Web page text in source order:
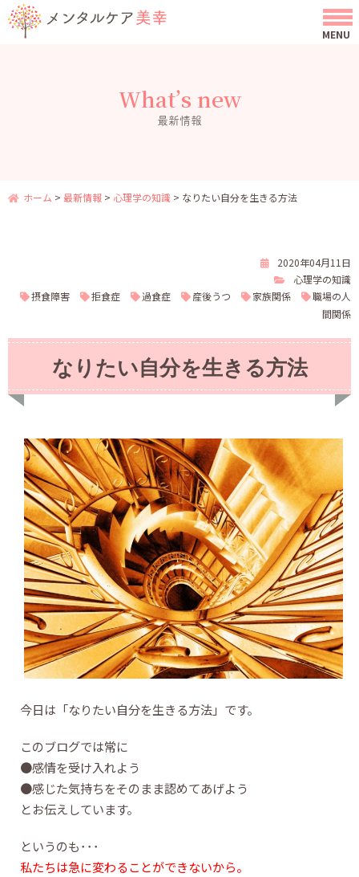
What’s new
最新情報
ホーム > 最新情報 > 心理学の知識 > なりたい自分を生きる方法
2020年04月11日
心理学の知識
摂食障害
拒食症 過食症 産後うつ 家族関係
職場の人
間関係
なりたい自分を生きる方法
今日は「なりたい自分を生きる方法」です。
このブログでは常に
●感情を受け入れよう
●感じた気持ちをそのまま認めてあげよう
とお伝えしています。
というのも･･･
私たちは急に変わることができないから。